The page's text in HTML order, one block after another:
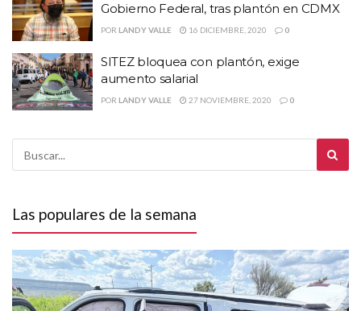
Gobierno Federal, tras plantón en CDMX
POR LANDY VALLE 16 DICIEMBRE, 2020 0
SITEZ bloquea con plantón, exige
aumento salarial
POR LANDY VALLE 27 NOVIEMBRE, 2020 0
Las populares de la semana